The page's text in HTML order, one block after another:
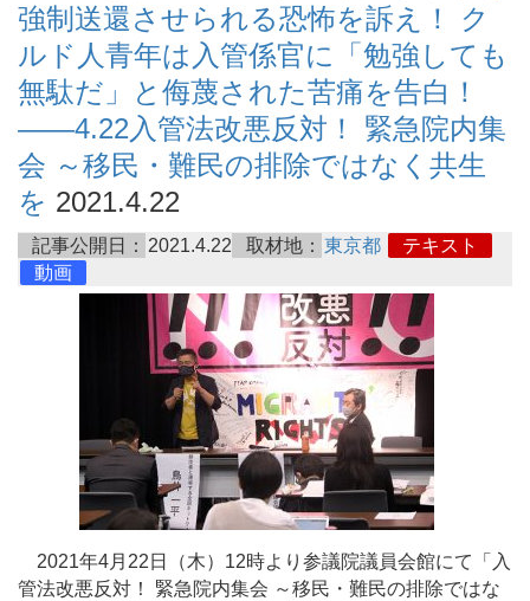
強制送還させられる恐怖を訴え！ ク
ルド人青年は入管係官に「勉強しても
無駄だ」と侮蔑された苦痛を告白！
――4.22入管法改悪反対！ 緊急院内集
会 ～移民・難民の排除ではなく共生
を 2021.4.22
記事公開日： 2021.4.22 取材地： 東京都
テキスト
動画
2021年4月22日（木）12時より参議院議員会館にて「入
管法改悪反対！ 緊急院内集会 ～移民・難民の排除ではな